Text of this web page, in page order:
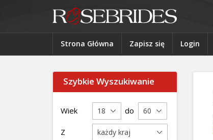
Strona Główna Zapisz się Login
Szybkie Wyszukiwanie
Wiek do
Z